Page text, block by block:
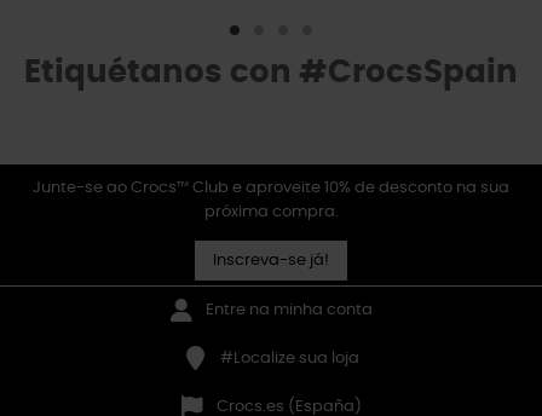
Etiquétanos con #CrocsSpain
Junte-se ao Crocs™ Club e aproveite 10% de desconto na sua
próxima compra.
Inscreva-se já!
Entre na minha conta
#Localize sua loja
Crocs.es (España)